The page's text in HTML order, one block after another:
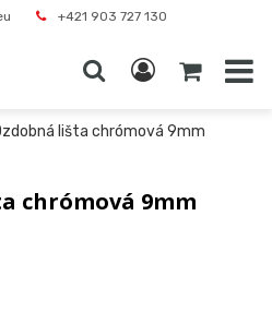
+421 903 727 130
lišta chrómová 9mm
chrómová 9mm